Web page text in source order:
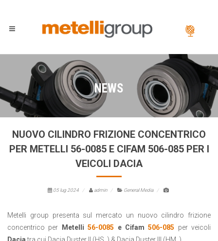
NEWS
NUOVO CILINDRO FRIZIONE CONCENTRICO
PER METELLI 56-0085 E CIFAM 506-085 PER I
VEICOLI DACIA
05 lug 2024 admin General Media
Metelli group presenta sul mercato un nuovo cilindro frizione
concentrico per
Metelli56-0085 e Cifam506-085
per veicoli